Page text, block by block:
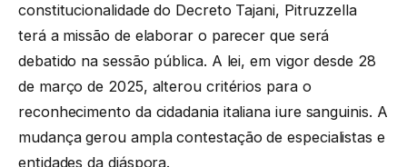
constitucionalidade do Decreto Tajani, Pitruzzella
terá a missão de elaborar o parecer que será
debatido na sessão pública. A lei, em vigor desde 28
de março de 2025, alterou critérios para o
reconhecimento da cidadania italiana iure sanguinis. A
mudança gerou ampla contestação de especialistas e
entidades da diáspora.